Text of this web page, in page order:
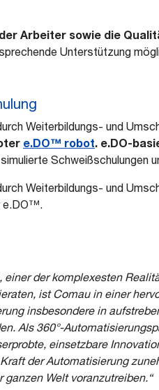
Arbeiter sowie die
Unterstützung
Weiterbildungs- und
e.DO™ robot. e.DO-
Schweißschulungen
Weiterbildungs- und
e.DO™.
der komplexesten
ist Comau in einer
insbesondere in
. Als 360°-
einsetzbare
der Automatisierung
Welt voranzutreiben.“